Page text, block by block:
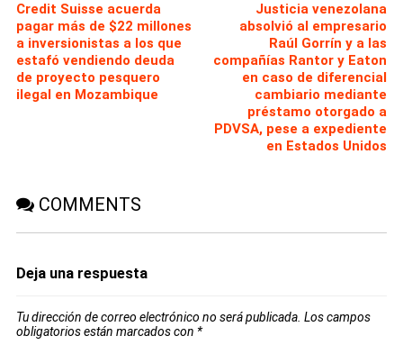
Credit Suisse acuerda
pagar más de $22 millones
a inversionistas a los que
estafó vendiendo deuda
de proyecto pesquero
ilegal en Mozambique
Justicia venezolana
absolvió al empresario
Raúl Gorrín y a las
compañías Rantor y Eaton
en caso de diferencial
cambiario mediante
préstamo otorgado a
PDVSA, pese a expediente
en Estados Unidos
COMMENTS
Deja una respuesta
Tu dirección de correo electrónico no será publicada. Los campos
obligatorios están marcados con *